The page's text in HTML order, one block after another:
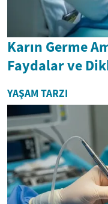
Karın Germe
Faydalar ve
YAŞAM TARZI